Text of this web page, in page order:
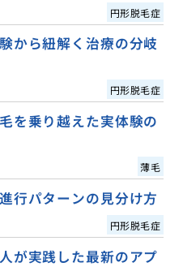
円形脱毛症
から紐解く治療の分岐
円形脱毛症
を乗り越えた実体験の
薄毛
行パターンの見分け方
円形脱毛症
が実践した最新のアプ